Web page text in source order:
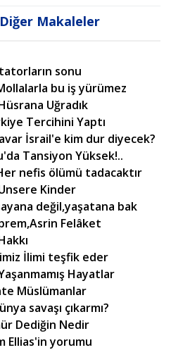
Makaleler
sonu
bu iş yürümez
Uğradık
Tercihini Yaptı
İsrail'e kim dur diyecek?
Tansiyon Yüksek!..
nefis ölümü tadacaktır
Kinder
değil,yaşatana bak
Felâket
İlimi teşfik eder
Hayatlar
Müslümanlar
savaşı çıkarmı?
Dediğin Nedir
Ellias'in yorumu